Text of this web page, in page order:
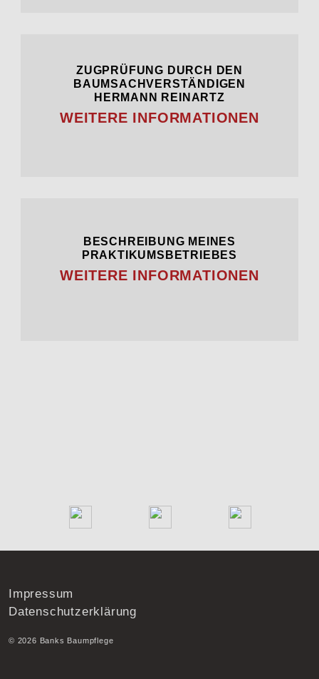
ZUGPRÜFUNG DURCH DEN
BAUMSACHVERSTÄNDIGEN
HERMANN REINARTZ
WEITERE INFORMATIONEN
BESCHREIBUNG MEINES
PRAKTIKUMSBETRIEBES
WEITERE INFORMATIONEN
Impressum
Datenschutzerklärung
© 2026 Banks Baumpflege